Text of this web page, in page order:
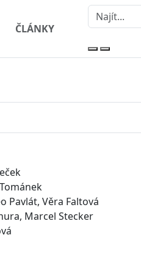
ČLÁNKY
Pavlát, Věra Faltová
Marcel Stecker